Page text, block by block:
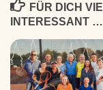
FÜR DICH
INTERESSANT …